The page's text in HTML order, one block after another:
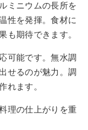
ミニウムの長所を
性を発揮。食材に
も期待できます。
可能です。無水調
せるのが魅力。調
れます。
理の仕上がりを重